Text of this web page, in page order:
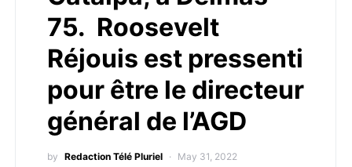
75. Roosevelt
Réjouis est pressenti
pour être le directeur
général de l’AGD
by Redaction Télé Pluriel May 31, 2022